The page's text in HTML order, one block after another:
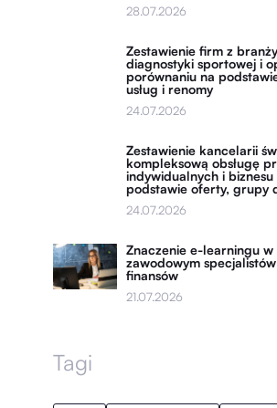
28.07.2026
Zestawienie firm z
diagnostyki sportowej i
porównaniu na
usług i renomy
24.07.2026
Zestawienie kancelarii
kompleksową obsługę
indywidualnych i
podstawie oferty, grupy
24.07.2026
Znaczenie e-learningu w
zawodowym
finansów
21.07.2026
Tagi